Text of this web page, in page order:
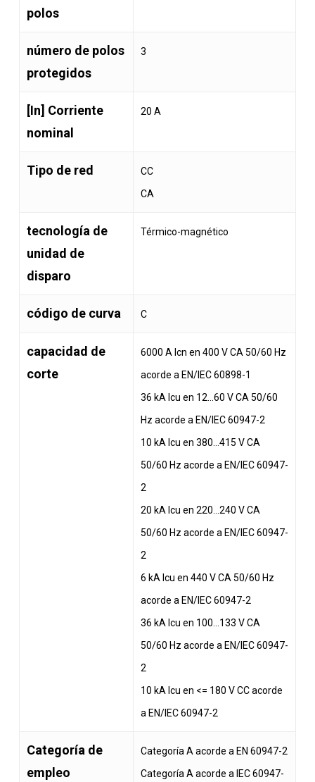
polos
número de polos
protegidos
3
[In] Corriente
nominal
20 A
Tipo de red
CC
CA
tecnología de
unidad de
disparo
Térmico-magnético
código de curva C
capacidad de
corte
6000 A Icn en 400 V CA 50/60 Hz
acorde a EN/IEC 60898-1
36 kA Icu en 12…60 V CA 50/60
Hz acorde a EN/IEC 60947-2
10 kA Icu en 380…415 V CA
50/60 Hz acorde a EN/IEC 60947-
2
20 kA Icu en 220…240 V CA
50/60 Hz acorde a EN/IEC 60947-
2
6 kA Icu en 440 V CA 50/60 Hz
acorde a EN/IEC 60947-2
36 kA Icu en 100…133 V CA
50/60 Hz acorde a EN/IEC 60947-
2
10 kA Icu en <= 180 V CC acorde
a EN/IEC 60947-2
Categoría de
empleo
Categoría A acorde a EN 60947-2
Categoría A acorde a IEC 60947-